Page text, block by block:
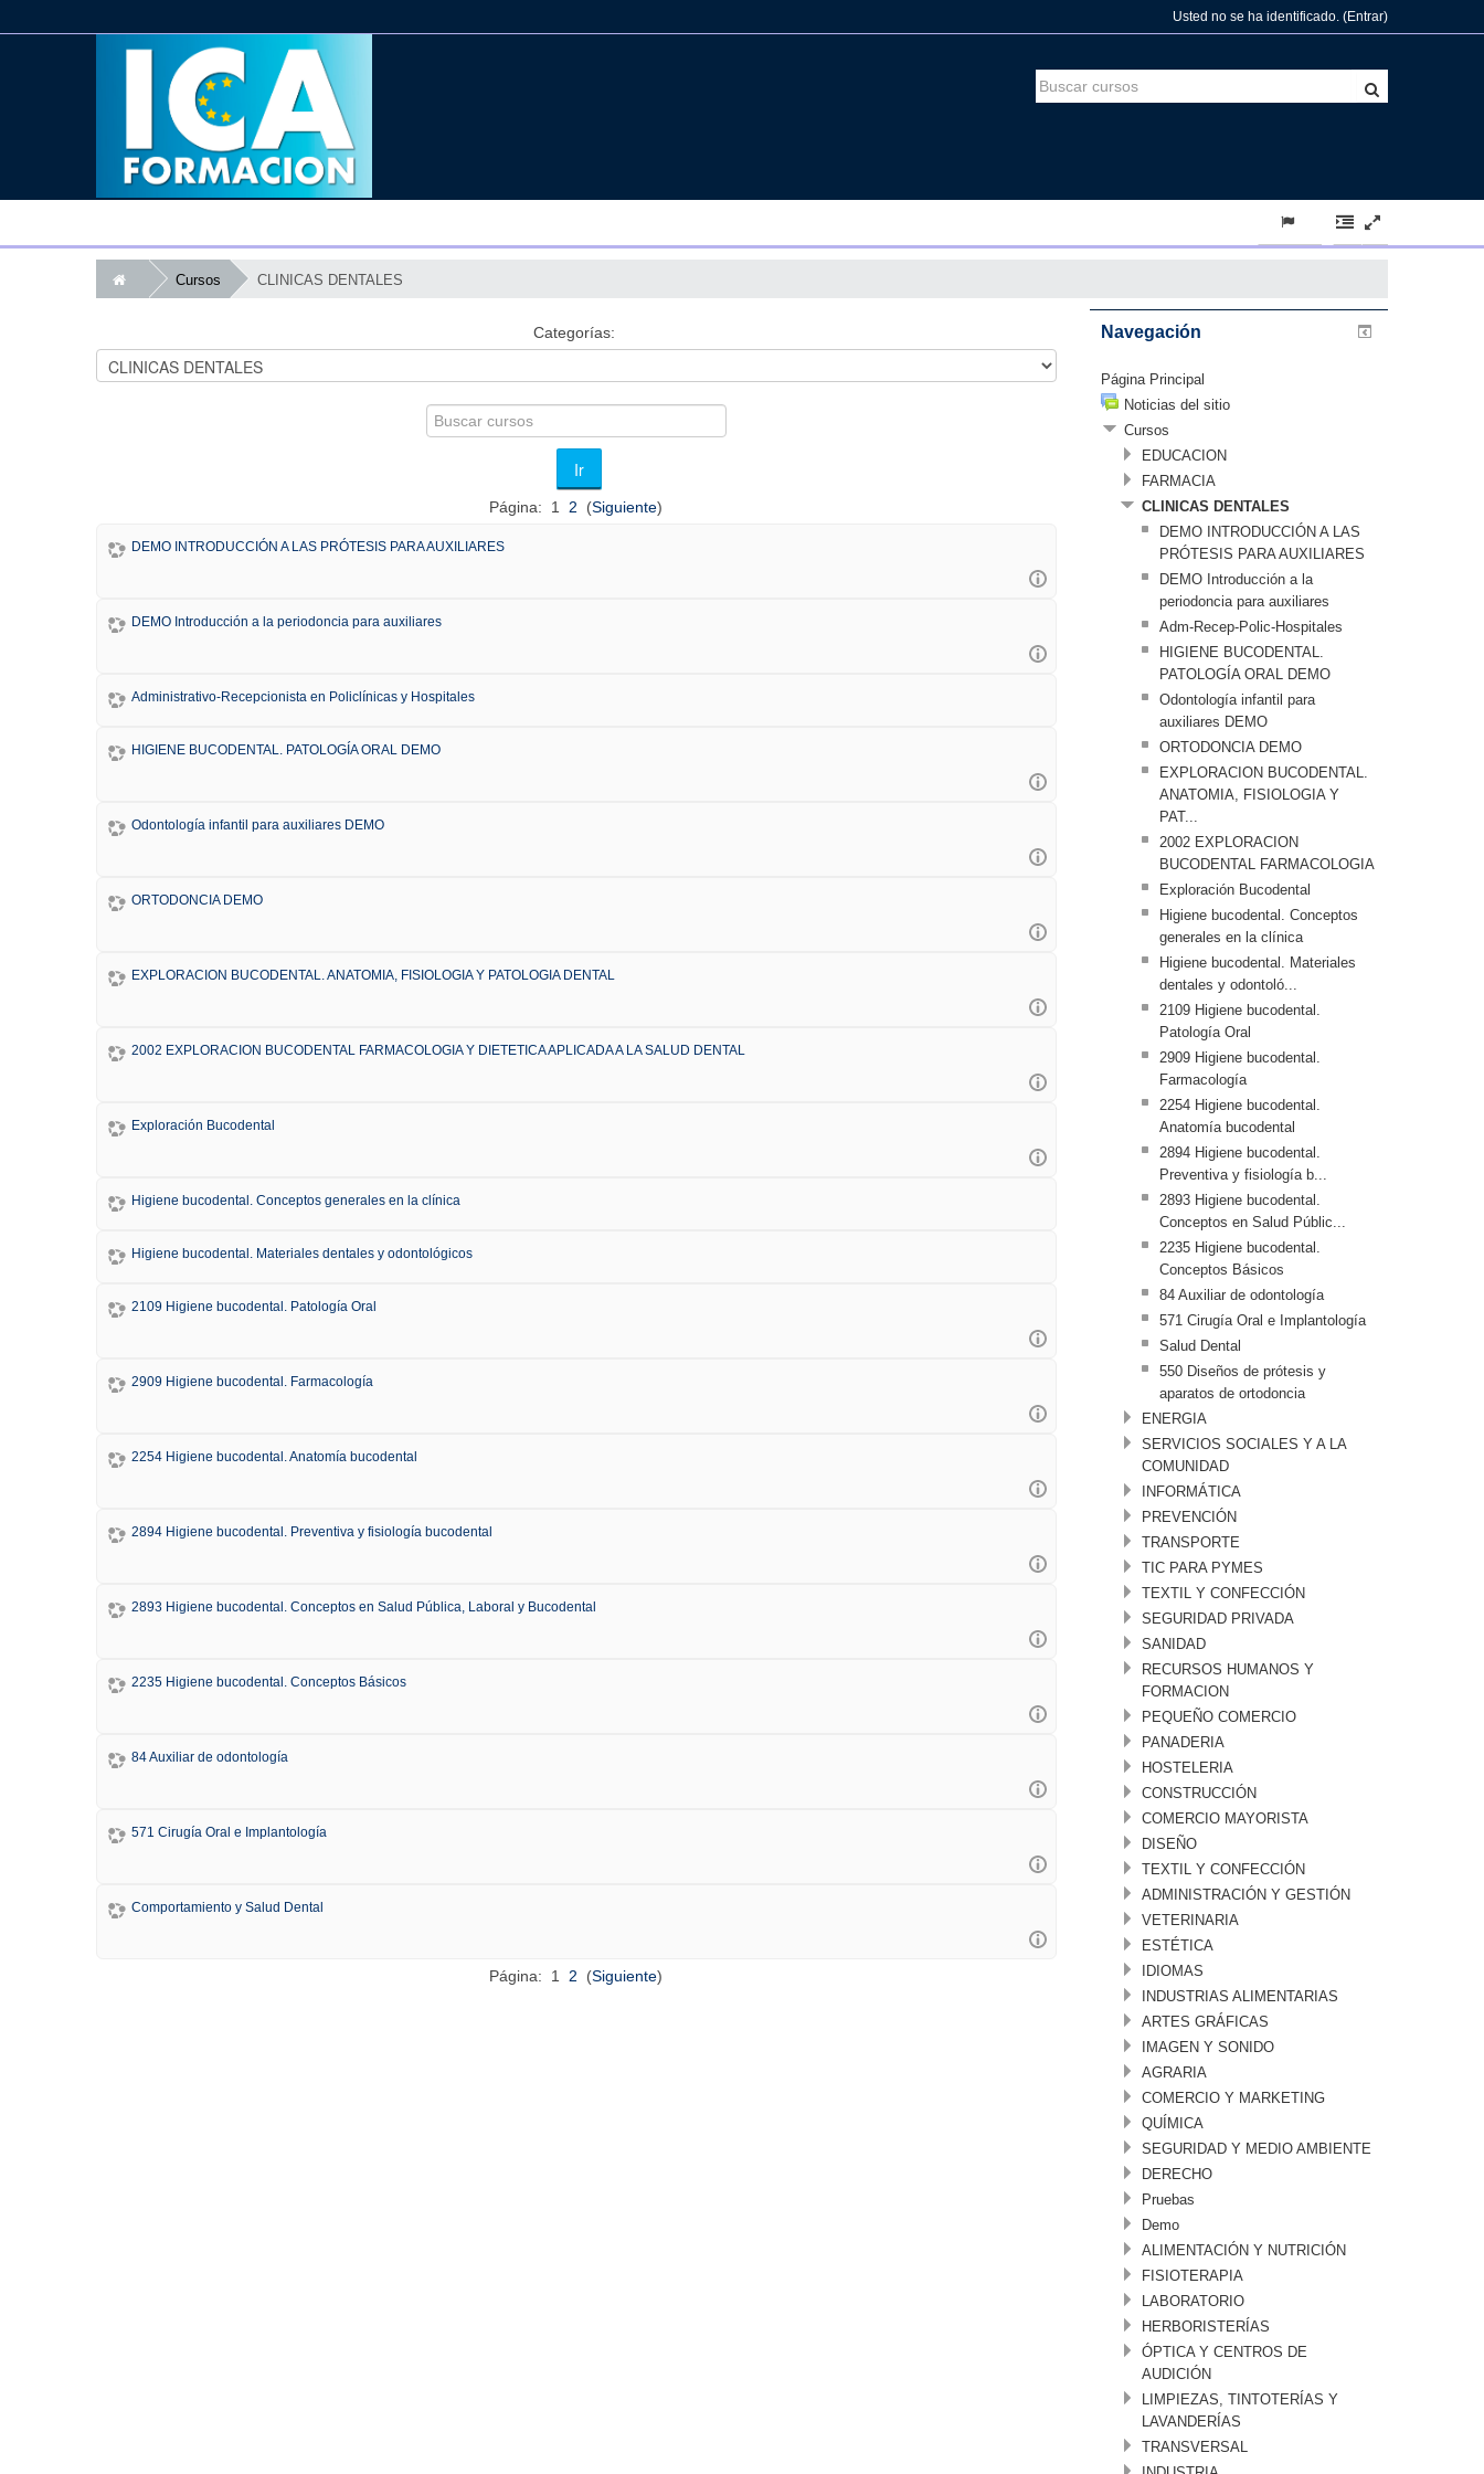
Usted no se ha identificado. (Entrar)
Cursos CLINICAS DENTALES
Categorías:
Buscar
cursos
Ir
Página: 1 2 (Siguiente)
DEMO INTRODUCCIÓN A LAS PRÓTESIS PARA AUXILIARES
DEMO Introducción a la periodoncia para auxiliares
Administrativo-Recepcionista en Policlínicas y Hospitales
HIGIENE BUCODENTAL. PATOLOGÍA ORAL DEMO
Odontología infantil para auxiliares DEMO
ORTODONCIA DEMO
EXPLORACION BUCODENTAL. ANATOMIA, FISIOLOGIA Y PATOLOGIA DENTAL
2002 EXPLORACION BUCODENTAL FARMACOLOGIA Y DIETETICA APLICADA A LA SALUD DENTAL
Exploración Bucodental
Higiene bucodental. Conceptos generales en la clínica
Higiene bucodental. Materiales dentales y odontológicos
2109 Higiene bucodental. Patología Oral
2909 Higiene bucodental. Farmacología
2254 Higiene bucodental. Anatomía bucodental
2894 Higiene bucodental. Preventiva y fisiología bucodental
2893 Higiene bucodental. Conceptos en Salud Pública, Laboral y Bucodental
2235 Higiene bucodental. Conceptos Básicos
84 Auxiliar de odontología
571 Cirugía Oral e Implantología
Comportamiento y Salud Dental
Página: 1 2 (Siguiente)
Navegación
Página Principal
Noticias del sitio
Cursos
EDUCACION
FARMACIA
CLINICAS DENTALES
DEMO INTRODUCCIÓN A LAS
PRÓTESIS PARA AUXILIARES
DEMO Introducción a la
periodoncia para auxiliares
Adm-Recep-Polic-Hospitales
HIGIENE BUCODENTAL.
PATOLOGÍA ORAL DEMO
Odontología infantil para
auxiliares DEMO
ORTODONCIA DEMO
EXPLORACION BUCODENTAL.
ANATOMIA, FISIOLOGIA Y
PAT...
2002 EXPLORACION
BUCODENTAL FARMACOLOGIA
Exploración Bucodental
Higiene bucodental. Conceptos
generales en la clínica
Higiene bucodental. Materiales
dentales y odontoló...
2109 Higiene bucodental.
Patología Oral
2909 Higiene bucodental.
Farmacología
2254 Higiene bucodental.
Anatomía bucodental
2894 Higiene bucodental.
Preventiva y fisiología b...
2893 Higiene bucodental.
Conceptos en Salud Públic...
2235 Higiene bucodental.
Conceptos Básicos
84 Auxiliar de odontología
571 Cirugía Oral e Implantología
Salud Dental
550 Diseños de prótesis y
aparatos de ortodoncia
ENERGIA
SERVICIOS SOCIALES Y A LA
COMUNIDAD
INFORMÁTICA
PREVENCIÓN
TRANSPORTE
TIC PARA PYMES
TEXTIL Y CONFECCIÓN
SEGURIDAD PRIVADA
SANIDAD
RECURSOS HUMANOS Y
FORMACION
PEQUEÑO COMERCIO
PANADERIA
HOSTELERIA
CONSTRUCCIÓN
COMERCIO MAYORISTA
DISEÑO
TEXTIL Y CONFECCIÓN
ADMINISTRACIÓN Y GESTIÓN
VETERINARIA
ESTÉTICA
IDIOMAS
INDUSTRIAS ALIMENTARIAS
ARTES GRÁFICAS
IMAGEN Y SONIDO
AGRARIA
COMERCIO Y MARKETING
QUÍMICA
SEGURIDAD Y MEDIO AMBIENTE
DERECHO
Pruebas
Demo
ALIMENTACIÓN Y NUTRICIÓN
FISIOTERAPIA
LABORATORIO
HERBORISTERÍAS
ÓPTICA Y CENTROS DE
AUDICIÓN
LIMPIEZAS, TINTOTERÍAS Y
LAVANDERÍAS
TRANSVERSAL